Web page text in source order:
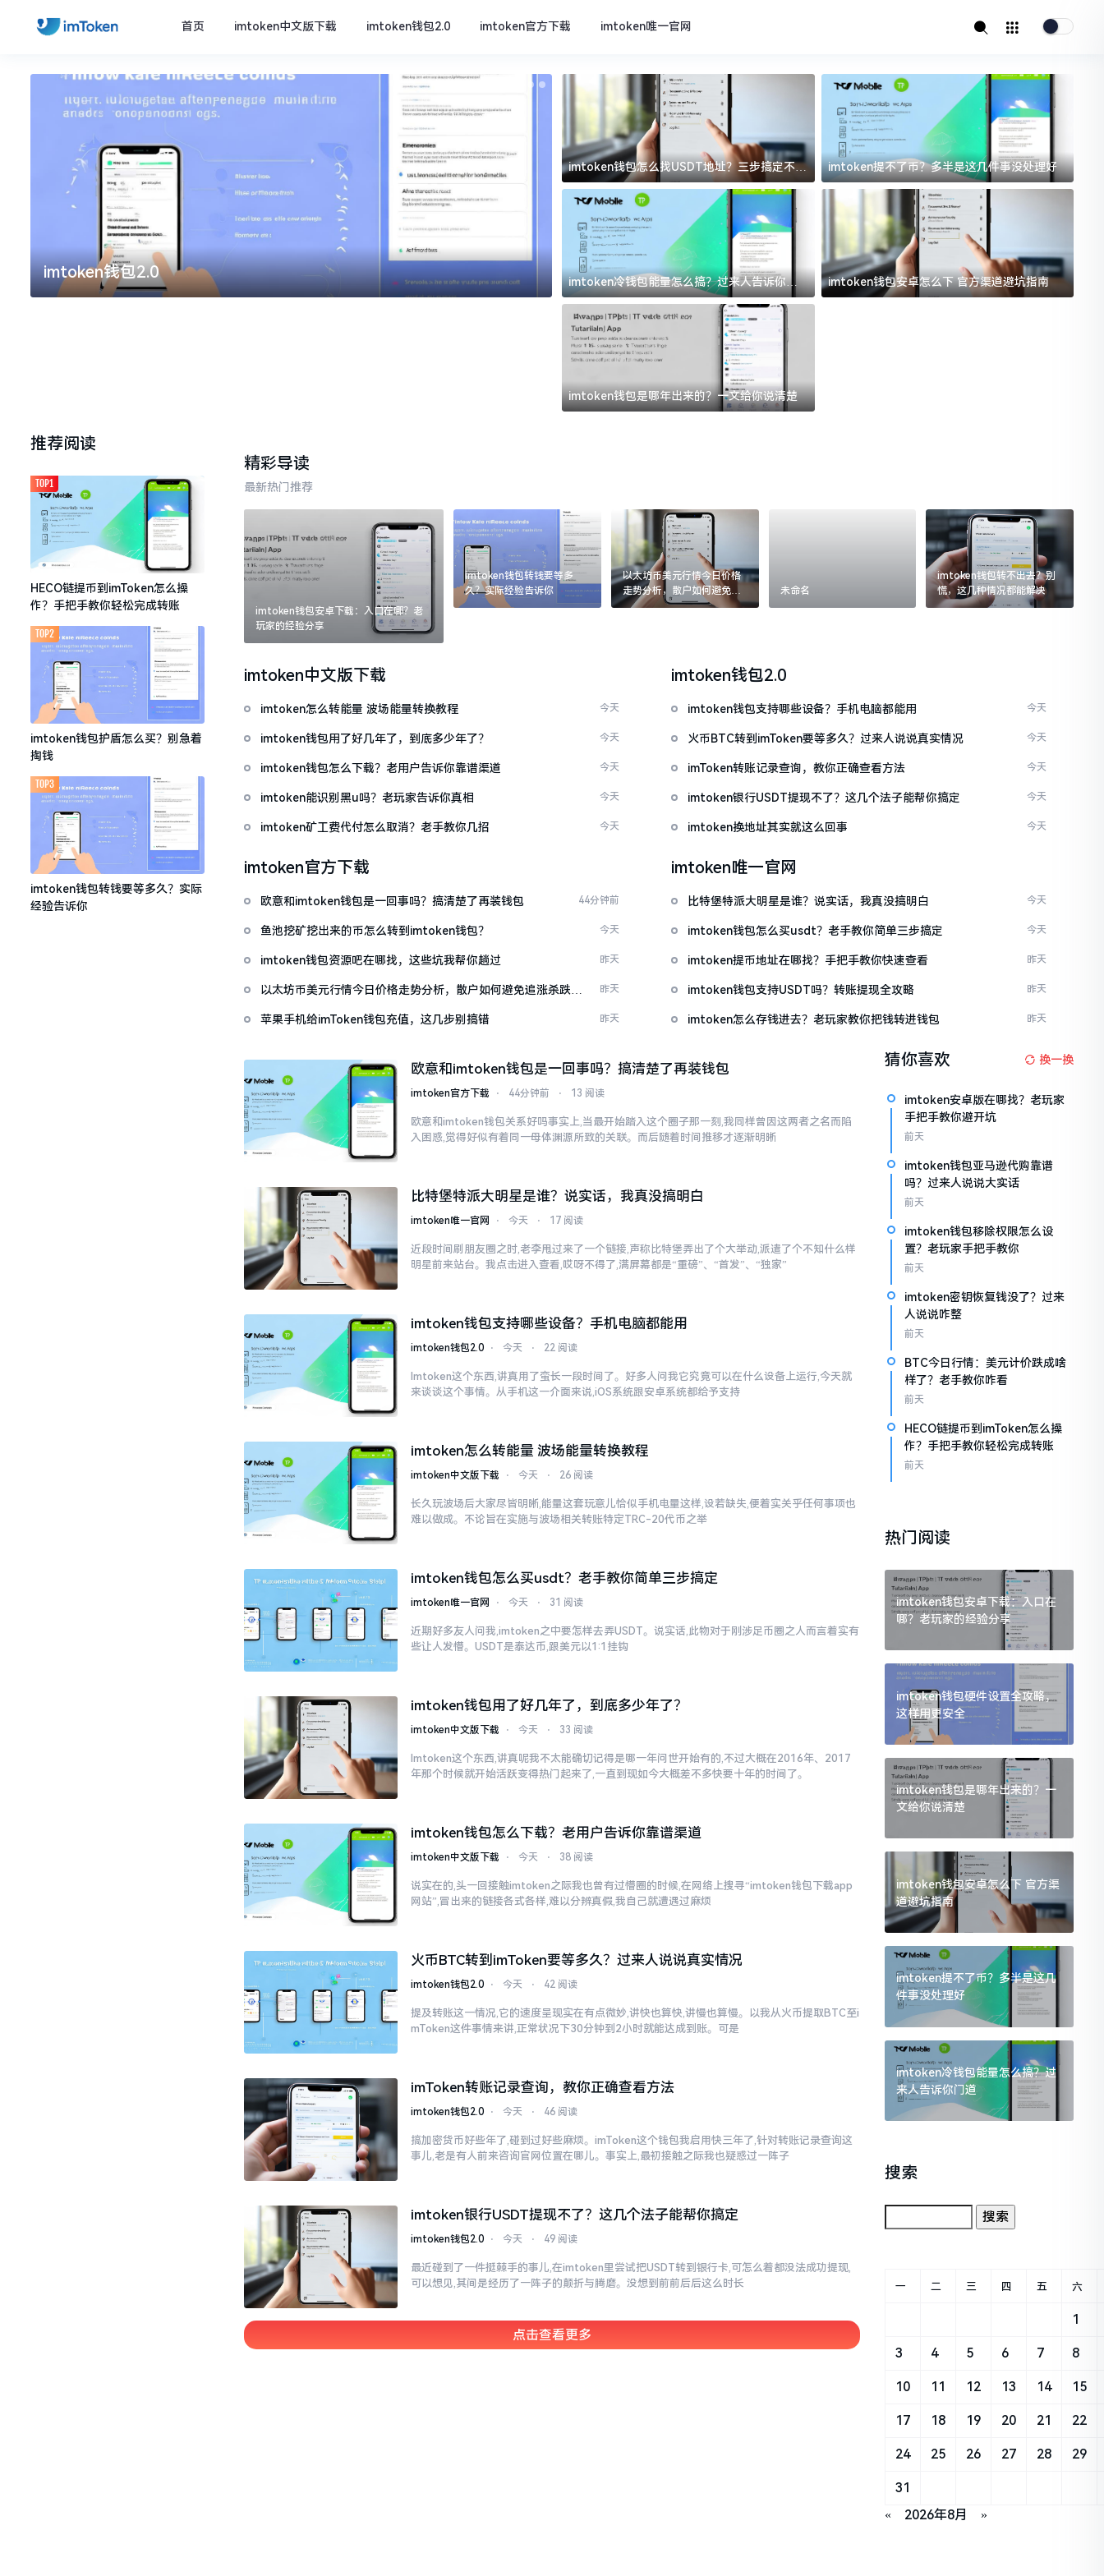
首页 imtoken中文版下载 imtoken钱包2.0 imtoken官方下载 imtoken唯一官网
imtoken钱包2.0 imtoken官方下载
imtoken钱包怎么找USDT地址？三步搞定不踩
坑
imtoken提不了币？多半是这几件事没处理好
imtoken冷钱包能量怎么搞？过来人告诉你门
道
imtoken钱包安卓怎么下 官方渠道避坑指南
imtoken钱包是哪年出来的？一文给你说清楚
推荐阅读
HECO链提币到imToken怎么操
作？手把手教你轻松完成转账
TOP1
imtoken钱包护盾怎么买？别急着
掏钱
TOP2
imtoken钱包转钱要等多久？实际
经验告诉你
TOP3
精彩导读
最新热门推荐
imtoken钱包安卓下载：入口在哪？老
玩家的经验分享
imtoken钱包转钱要等多
久？实际经验告诉你
以太坊币美元行情今日价格
走势分析，散户如何避免追
涨杀跌被套牢
未命名
imtoken钱包转不出去？别
慌，这几种情况都能解决
imtoken中文版下载
imtoken怎么转能量 波场能量转换教程 今天
imtoken钱包用了好几年了，到底多少年了？ 今天
imtoken钱包怎么下载？老用户告诉你靠谱渠道 今天
imtoken能识别黑u吗？老玩家告诉你真相 今天
imtoken矿工费代付怎么取消？老手教你几招 今天
imtoken钱包2.0
imtoken钱包支持哪些设备？手机电脑都能用 今天
火币BTC转到imToken要等多久？过来人说说真实情况 今天
imToken转账记录查询，教你正确查看方法 今天
imtoken银行USDT提现不了？这几个法子能帮你搞定 今天
imtoken换地址其实就这么回事 今天
imtoken官方下载
欧意和imtoken钱包是一回事吗？搞清楚了再装钱包 44分钟前
鱼池挖矿挖出来的币怎么转到imtoken钱包？ 今天
imtoken钱包资源吧在哪找，这些坑我帮你趟过 昨天
以太坊币美元行情今日价格走势分析，散户如何避免追涨杀跌被
昨天
苹果手机给imToken钱包充值，这几步别搞错 昨天
imtoken唯一官网
比特堡特派大明星是谁？说实话，我真没搞明白 今天
imtoken钱包怎么买usdt？老手教你简单三步搞定 今天
imtoken提币地址在哪找？手把手教你快速查看 昨天
imtoken钱包支持USDT吗？转账提现全攻略 昨天
imtoken怎么存钱进去？老玩家教你把钱转进钱包 昨天
欧意和imtoken钱包是一回事吗？搞清楚了再装钱包
imtoken官方下载 ⋅ 44分钟前 ⋅ 13 阅读
欧意和imtoken钱包关系好吗事实上,当最开始踏入这个圈子那一刻,我同样曾因这两者之名而陷
入困惑,觉得好似有着同一母体渊源所致的关联。而后随着时间推移才逐渐明晰
比特堡特派大明星是谁？说实话，我真没搞明白
imtoken唯一官网 ⋅ 今天 ⋅ 17 阅读
近段时间刷朋友圈之时,老李甩过来了一个链接,声称比特堡弄出了个大举动,派遣了个不知什么样
明星前来站台。我点击进入查看,哎呀不得了,满屏幕都是“重磅”、“首发”、“独家”
imtoken钱包支持哪些设备？手机电脑都能用
imtoken钱包2.0 ⋅ 今天 ⋅ 22 阅读
Imtoken这个东西,讲真用了蛮长一段时间了。好多人问我它究竟可以在什么设备上运行,今天就
来谈谈这个事情。从手机这一介面来说,iOS系统跟安卓系统都给予支持
imtoken怎么转能量 波场能量转换教程
imtoken中文版下载 ⋅ 今天 ⋅ 26 阅读
长久玩波场后大家尽皆明晰,能量这套玩意儿恰似手机电量这样,设若缺失,便着实关乎任何事项也
难以做成。不论旨在实施与波场相关转账特定TRC-20代币之举
imtoken钱包怎么买usdt？老手教你简单三步搞定
imtoken唯一官网 ⋅ 今天 ⋅ 31 阅读
近期好多友人问我,imtoken之中要怎样去弄USDT。说实话,此物对于刚涉足币圈之人而言着实有
些让人发懵。USDT是泰达币,跟美元以1:1挂钩
imtoken钱包用了好几年了，到底多少年了？
imtoken中文版下载 ⋅ 今天 ⋅ 33 阅读
Imtoken这个东西,讲真呢我不太能确切记得是哪一年问世开始有的,不过大概在2016年、2017
年那个时候就开始活跃变得热门起来了,一直到现如今大概差不多快要十年的时间了。
imtoken钱包怎么下载？老用户告诉你靠谱渠道
imtoken中文版下载 ⋅ 今天 ⋅ 38 阅读
说实在的,头一回接触imtoken之际我也曾有过懵圈的时候,在网络上搜寻“imtoken钱包下载app
网站”,冒出来的链接各式各样,难以分辨真假,我自己就遭遇过麻烦
火币BTC转到imToken要等多久？过来人说说真实情况
imtoken钱包2.0 ⋅ 今天 ⋅ 42 阅读
提及转账这一情况,它的速度呈现实在有点微妙,讲快也算快,讲慢也算慢。以我从火币提取BTC至i
mToken这件事情来讲,正常状况下30分钟到2小时就能达成到账。可是
imToken转账记录查询，教你正确查看方法
imtoken钱包2.0 ⋅ 今天 ⋅ 46 阅读
搞加密货币好些年了,碰到过好些麻烦。imToken这个钱包我启用快三年了,针对转账记录查询这
事儿,老是有人前来咨询官网位置在哪儿。事实上,最初接触之际我也疑惑过一阵子
imtoken银行USDT提现不了？这几个法子能帮你搞定
imtoken钱包2.0 ⋅ 今天 ⋅ 49 阅读
最近碰到了一件挺棘手的事儿,在imtoken里尝试把USDT转到银行卡,可怎么着都没法成功提现,
可以想见,其间是经历了一阵子的颠折与腾磨。没想到前前后后这么时长
点击查看更多
猜你喜欢 换一换
imtoken安卓版在哪找？老玩家
手把手教你避开坑
前天
imtoken钱包亚马逊代购靠谱
吗？过来人说说大实话
前天
imtoken钱包移除权限怎么设
置？老玩家手把手教你
前天
imtoken密钥恢复钱没了？过来
人说说咋整
前天
BTC今日行情：美元计价跌成啥
样了？老手教你咋看
前天
HECO链提币到imToken怎么操
作？手把手教你轻松完成转账
前天
热门阅读
imtoken钱包安卓下载：入口在
哪？老玩家的经验分享
imtoken钱包硬件设置全攻略，
这样用更安全
imtoken钱包是哪年出来的？一
文给你说清楚
imtoken钱包安卓怎么下 官方渠
道避坑指南
imtoken提不了币？多半是这几
件事没处理好
imtoken冷钱包能量怎么搞？过
来人告诉你门道
搜索
« 2026年8月 »
一 二 三 四 五 六
1
3 4 5 6 7 8
10 11 12 13 14 15
17 18 19 20 21 22
24 25 26 27 28 29
31